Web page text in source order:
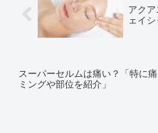
アク
ェイ
スーパーセルムは痛い？「特に
ミングや部位を紹介」